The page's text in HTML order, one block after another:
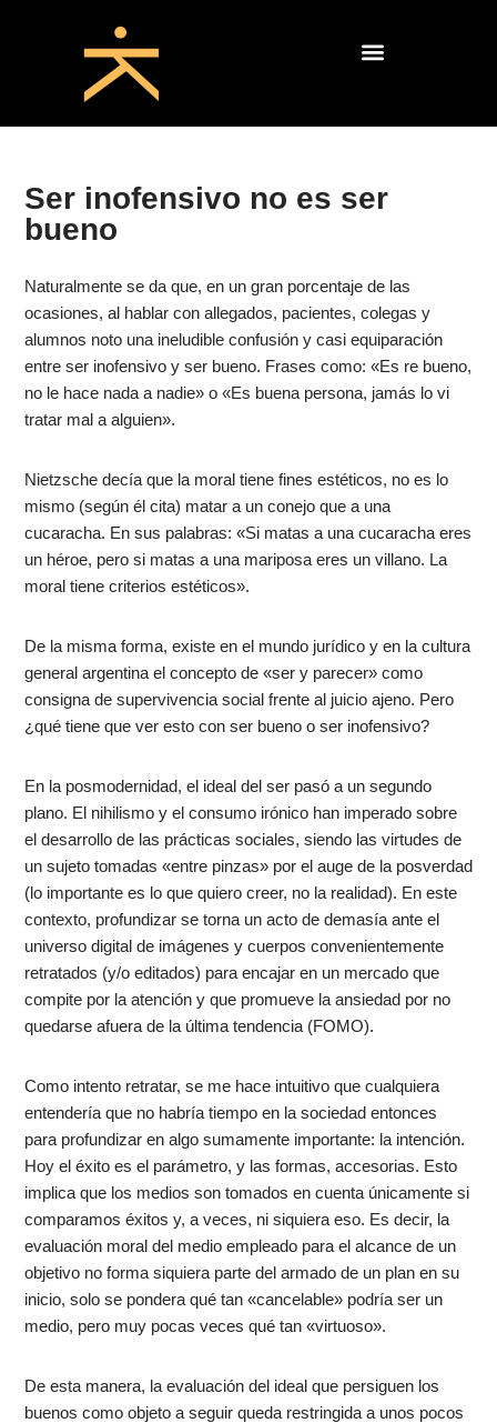
Ser inofensivo no es ser
bueno
Naturalmente se da que, en un gran porcentaje de las
ocasiones, al hablar con allegados, pacientes, colegas y
alumnos noto una ineludible confusión y casi equiparación
entre ser inofensivo y ser bueno. Frases como: «Es re bueno,
no le hace nada a nadie» o «Es buena persona, jamás lo vi
tratar mal a alguien».
Nietzsche decía que la moral tiene fines estéticos, no es lo
mismo (según él cita) matar a un conejo que a una
cucaracha. En sus palabras: «Si matas a una cucaracha eres
un héroe, pero si matas a una mariposa eres un villano. La
moral tiene criterios estéticos».
De la misma forma, existe en el mundo jurídico y en la cultura
general argentina el concepto de «ser y parecer» como
consigna de supervivencia social frente al juicio ajeno. Pero
¿qué tiene que ver esto con ser bueno o ser inofensivo?
En la posmodernidad, el ideal del ser pasó a un segundo
plano. El nihilismo y el consumo irónico han imperado sobre
el desarrollo de las prácticas sociales, siendo las virtudes de
un sujeto tomadas «entre pinzas» por el auge de la posverdad
(lo importante es lo que quiero creer, no la realidad). En este
contexto, profundizar se torna un acto de demasía ante el
universo digital de imágenes y cuerpos convenientemente
retratados (y/o editados) para encajar en un mercado que
compite por la atención y que promueve la ansiedad por no
quedarse afuera de la última tendencia (FOMO).
Como intento retratar, se me hace intuitivo que cualquiera
entendería que no habría tiempo en la sociedad entonces
para profundizar en algo sumamente importante: la intención.
Hoy el éxito es el parámetro, y las formas, accesorias. Esto
implica que los medios son tomados en cuenta únicamente si
comparamos éxitos y, a veces, ni siquiera eso. Es decir, la
evaluación moral del medio empleado para el alcance de un
objetivo no forma siquiera parte del armado de un plan en su
inicio, solo se pondera qué tan «cancelable» podría ser un
medio, pero muy pocas veces qué tan «virtuoso».
De esta manera, la evaluación del ideal que persiguen los
buenos como objeto a seguir queda restringida a unos pocos